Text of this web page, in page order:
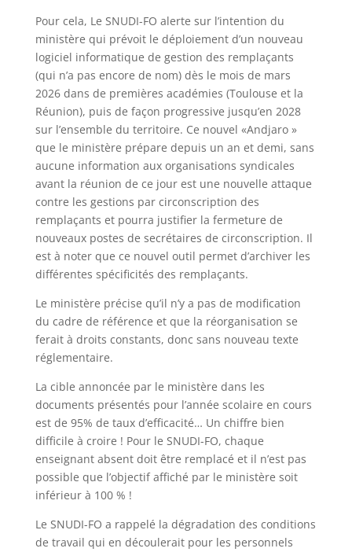
Pour cela, Le SNUDI-FO alerte sur l’intention du
ministère qui prévoit le déploiement d’un nouveau
logiciel informatique de gestion des remplaçants
(qui n’a pas encore de nom) dès le mois de mars
2026 dans de premières académies (Toulouse et la
Réunion), puis de façon progressive jusqu’en 2028
sur l’ensemble du territoire. Ce nouvel «Andjaro »
que le ministère prépare depuis un an et demi, sans
aucune information aux organisations syndicales
avant la réunion de ce jour est une nouvelle attaque
contre les gestions par circonscription des
remplaçants et pourra justifier la fermeture de
nouveaux postes de secrétaires de circonscription. Il
est à noter que ce nouvel outil permet d’archiver les
différentes spécificités des remplaçants.
Le ministère précise qu’il n’y a pas de modification
du cadre de référence et que la réorganisation se
ferait à droits constants, donc sans nouveau texte
réglementaire.
La cible annoncée par le ministère dans les
documents présentés pour l’année scolaire en cours
est de 95% de taux d’efficacité… Un chiffre bien
difficile à croire ! Pour le SNUDI-FO, chaque
enseignant absent doit être remplacé et il n’est pas
possible que l’objectif affiché par le ministère soit
inférieur à 100 % !
Le SNUDI-FO a rappelé la dégradation des conditions
de travail qui en découlerait pour les personnels